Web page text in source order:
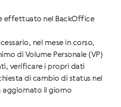
effettuato nel BackOffice
nel mese in corso,
di Volume Personale (VP)
verificare i propri dati
di cambio di status nel
aggiornato il giorno